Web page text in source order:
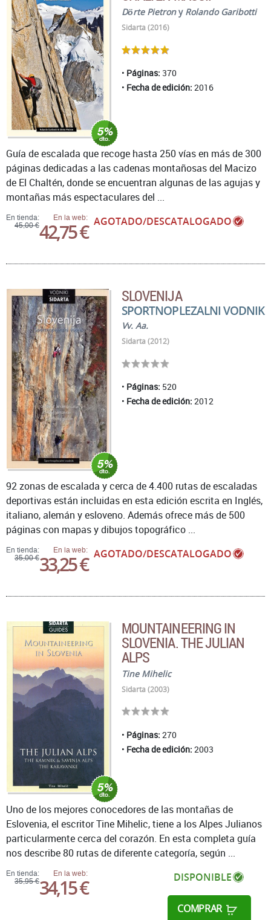
Dörte Pietrony Rolando Garibotti
Sidarta (2016)
Páginas: 370
Fecha de edición: 2016
En tienda:
45,00 €
En la web:
42,75 € AGOTADO/DESCATALOGADO
Guía de escalada que recoge hasta 250 vías en más de 300
páginas dedicadas a las cadenas montañosas del Macizo
de El Chaltén, donde se encuentran algunas de las agujas y
montañas más espectaculares del ...
SLOVENIJA
SPORTNOPLEZALNI VODNIK
Vv. Aa.
Sidarta (2012)
Páginas: 520
Fecha de edición: 2012
En tienda:
35,00 €
En la web:
33,25 € AGOTADO/DESCATALOGADO
92 zonas de escalada y cerca de 4.400 rutas de escaladas
deportivas están incluidas en esta edición escrita en Inglés,
italiano, alemán y esloveno. Además ofrece más de 500
páginas con mapas y dibujos topográfico ...
MOUNTAINEERING IN
SLOVENIA. THE JULIAN
ALPS
Tine Mihelic
Sidarta (2003)
Páginas: 270
Fecha de edición: 2003
En tienda:
35,95 €
En la web:
34,15 € DISPONIBLE
COMPRAR
Uno de los mejores conocedores de las montañas de
Eslovenia, el escritor Tine Mihelic, tiene a los Alpes Julianos
particularmente cerca del corazón. En esta completa guía
nos describe 80 rutas de diferente categoría, según ...